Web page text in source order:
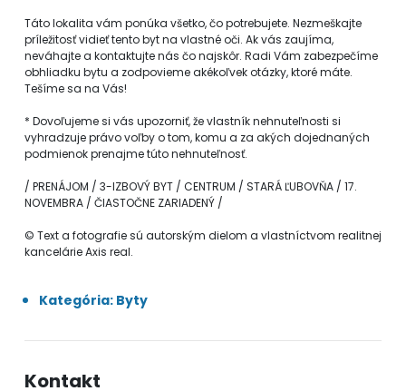
Táto lokalita vám ponúka všetko, čo potrebujete. Nezmeškajte
príležitosť vidieť tento byt na vlastné oči. Ak vás zaujíma,
neváhajte a kontaktujte nás čo najskôr. Radi Vám zabezpečíme
obhliadku bytu a zodpovieme akékoľvek otázky, ktoré máte.
Tešíme sa na Vás!
* Dovoľujeme si vás upozorniť, že vlastník nehnuteľnosti si
vyhradzuje právo voľby o tom, komu a za akých dojednaných
podmienok prenajme túto nehnuteľnosť.
/ PRENÁJOM / 3-IZBOVÝ BYT / CENTRUM / STARÁ ĽUBOVŇA / 17.
NOVEMBRA / ČIASTOČNE ZARIADENÝ /
© Text a fotografie sú autorským dielom a vlastníctvom realitnej
kancelárie Axis real.
Kategória: Byty
Kontakt